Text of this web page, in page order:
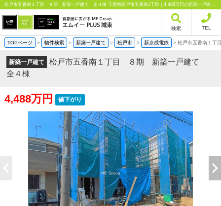
松戸市五香南１丁目 ８期 新築一戸建て 全４棟 千葉県松戸市五香南1丁目｜4,488万円の新築一戸建て｜分譲住宅や新築物件｜エムイーPLUS城東株式会社
検索 TEL
TOPページ > 物件検索 > 新築一戸建て > 松戸市 > 新京成電鉄 > 松戸市五香南１
新築一戸建て
松戸市五香南１丁目 ８期 新築一戸建て
全４棟
4,488万円 値下がり